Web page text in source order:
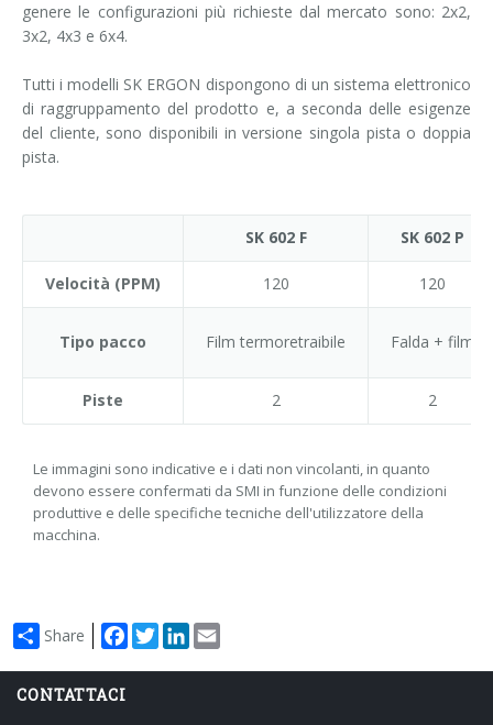
genere le configurazioni più richieste dal mercato sono: 2x2,
3x2, 4x3 e 6x4.
Tutti i modelli SK ERGON dispongono di un sistema elettronico
di raggruppamento del prodotto e, a seconda delle esigenze
del cliente, sono disponibili in versione singola pista o doppia
pista.
SK 602 F SK 602 P
Velocità (PPM) 120 120
Tipo pacco Film termoretraibile Falda + film
Piste 2 2
Le immagini sono indicative e i dati non vincolanti, in quanto
devono essere confermati da SMI in funzione delle condizioni
produttive e delle specifiche tecniche dell'utilizzatore della
macchina.
Share Facebook
TwitterLinkedIn
CONTATTACI